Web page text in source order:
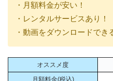
・月額料金が安い！
・レンタルサービスあり！
・動画をダウンロードでき
オススメ度
月額料金(税込)